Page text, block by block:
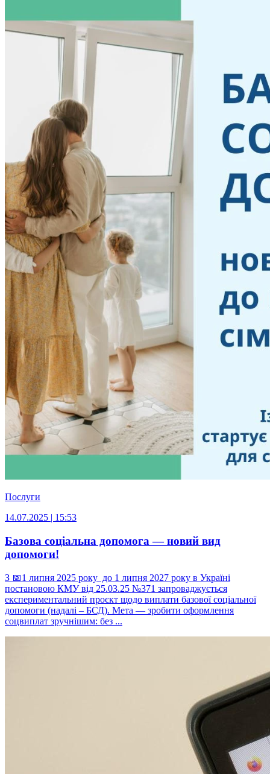
Послуги
14.07.2025 | 15:53
Базова соціальна допомога — новий вид
допомоги!
З 📅1 липня 2025 року до 1 липня 2027 року в Україні
постановою КМУ від 25.03.25 №371 запроваджується
експериментальний проєкт щодо виплати базової соціальної
допомоги (надалі – БСД). Мета — зробити оформлення
соцвиплат зручнішим: без ...